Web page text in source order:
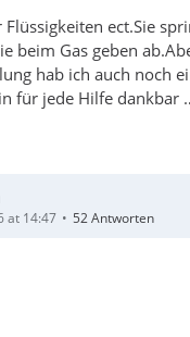
ect.Sie
beim Gas geben
hab ich auch noch
für jede Hilfe dankbar
at 14:47 52 Antworten